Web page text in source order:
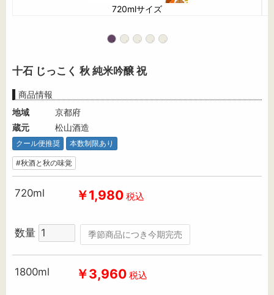
720mlサイズ
十石 じっこく 秋 純米吟醸 祝
商品情報
地域
京都府
蔵元
松山酒造
クール便推奨 本数制限あり
#秋酒と秋の味覚
720ml ￥1,980 税込
数量 季節商品につき今期完売
1800ml ￥3,960 税込